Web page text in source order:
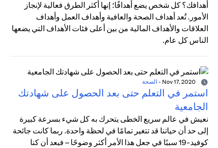
أهدافك؟ كل شخص يضع أهدافًا؛ إنها أكثر الطرق فعالية لإنجاز
الأمور. تُعد أهداف الصحة والعافية وأهداف العمل وأهداف
العلاقات والأهداف المالية من بين أعلى فئات الأهداف التي يضعها
الناس كل عام.
- الصحة
استمر في التعلم حتى بعد الحصول على شهادتك
الجامعية
نعيش في عالم سريع الخطى يتحرك به كل شيء بسرعة كبيرة
إلى حد أن حياتنا قد تتغير تمامًا في لحظة واحدة. ربما كانت جائحة
كوفيد-19 سببًا في جعل هذا الأمر أكثر وضوحًا – فبعد أن كنا